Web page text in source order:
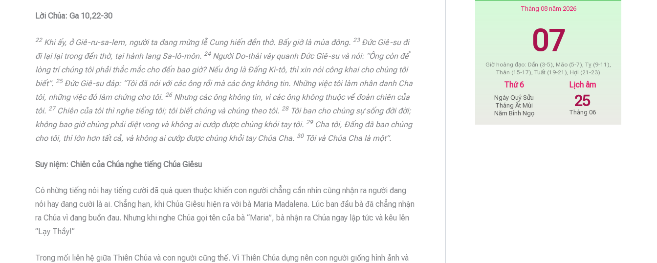
Lời Chúa: Ga 10,22-30
22Khi ấy, ở Giê-ru-sa-lem, người ta đang mừng lễ Cung hiến đền thờ. Bấy giờ là mùa đông. 23Đức Giê-su đi
đi lại lại trong đền thờ, tại hành lang Sa-lô-môn. 24 Người Do-thái vây quanh Đức Giê-su và nói: “Ông còn để
lòng trí chúng tôi phải thắc mắc cho đến bao giờ? Nếu ông là Đấng Ki-tô, thì xin nói công khai cho chúng tôi
biết”. 25 Đức Giê-su đáp: “Tôi đã nói với các ông rồi mà các ông không tin. Những việc tôi làm nhân danh Cha
tôi, những việc đó làm chứng cho tôi. 26 Nhưng các ông không tin, vì các ông không thuộc về đoàn chiên của
tôi. 27Chiên của tôi thì nghe tiếng tôi; tôi biết chúng và chúng theo tôi. 28Tôi ban cho chúng sự sống đời đời;
không bao giờ chúng phải diệt vong và không ai cướp được chúng khỏi tay tôi. 29Cha tôi, Đấng đã ban chúng
cho tôi, thì lớn hơn tất cả, và không ai cướp được chúng khỏi tay Chúa Cha. 30Tôi và Chúa Cha là một”.
Suy niệm: Chiên của Chúa nghe tiếng Chúa Giêsu
Có những tiếng nói hay tiếng cười đã quá quen thuộc khiến con người chẳng cần nhìn cũng nhận ra người đang
nói hay đang cười là ai. Chẳng hạn, khi Chúa Giêsu hiện ra với bà Maria Madalena. Lúc ban đầu bà đã chẳng nhận
ra Chúa vì đang buồn đau. Nhưng khi nghe Chúa gọi tên của bà “Maria”, bà nhận ra Chúa ngay lập tức và kêu lên
“Lạy Thầy!”
Trong mối liên hệ giữa Thiên Chúa và con người cũng thế. Vì Thiên Chúa dựng nên con người giống hình ảnh và
Tháng 08 năm 2026
07
Giờ hoàng đạo: Dần (3-5), Mão (5-7), Tỵ (9-11),
Thân (15-17), Tuất (19-21), Hợi (21-23)
Thứ 6
Ngày Quý Sửu
Tháng Ất Mùi
Năm Bính Ngọ
Lịch âm
25
Tháng 06